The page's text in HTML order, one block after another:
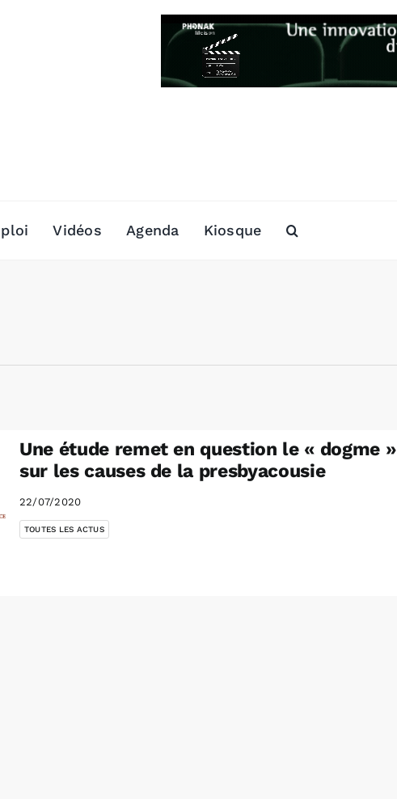
Vidéos Agenda Kiosque
Une étude remet en question le « dogme »
sur les causes de la presbyacousie
22/07/2020
TOUTES LES ACTUS